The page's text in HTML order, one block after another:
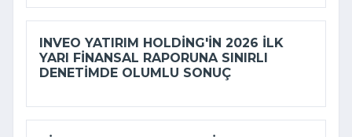
INVEO YATIRIM HOLDING'IN 2026 ILK
YARI FINANSAL RAPORUNA SINIRLI
DENETIMDE OLUMLU SONUÇ